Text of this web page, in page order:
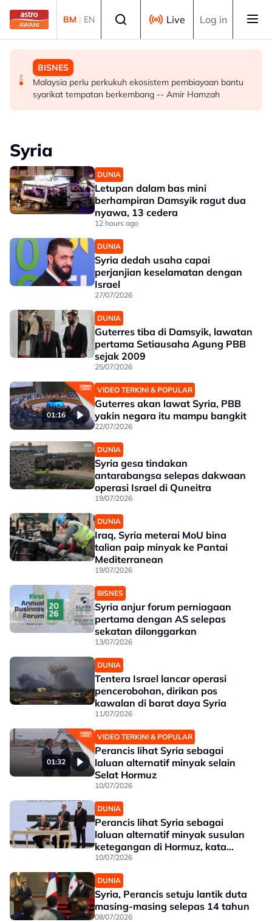
Skip to main content
BM | EN Live Log in
MALAYSIA
Malaysia, Singapura perkukuh kerjasama sektor tenaga
kerja
POLITIK
'Pas perlu fikir lebih mendalam jika letak Ahmad Zahid
calon 'poster boy' PRU16' - Aktivis
BISNES
Malaysia perlu perkukuh ekosistem pembiayaan bantu
syarikat tempatan berkembang -- Amir Hamzah
Syria
DUNIA
Letupan dalam bas mini
berhampiran Damsyik ragut dua
nyawa, 13 cedera
12 hours ago
DUNIA
Syria dedah usaha capai
perjanjian keselamatan dengan
Israel
27/07/2026
DUNIA
Guterres tiba di Damsyik, lawatan
pertama Setiausaha Agung PBB
sejak 2009
25/07/2026
01:16
VIDEO TERKINI & POPULAR
Guterres akan lawat Syria, PBB
yakin negara itu mampu bangkit
22/07/2026
DUNIA
Syria gesa tindakan
antarabangsa selepas dakwaan
operasi Israel di Quneitra
19/07/2026
DUNIA
Iraq, Syria meterai MoU bina
talian paip minyak ke Pantai
Mediterranean
19/07/2026
BISNES
Syria anjur forum perniagaan
pertama dengan AS selepas
sekatan dilonggarkan
13/07/2026
DUNIA
Tentera Israel lancar operasi
pencerobohan, dirikan pos
kawalan di barat daya Syria
11/07/2026
01:32
VIDEO TERKINI & POPULAR
Perancis lihat Syria sebagai
laluan alternatif minyak selain
Selat Hormuz
10/07/2026
DUNIA
Perancis lihat Syria sebagai
laluan alternatif minyak susulan
ketegangan di Hormuz, kata
Menteri Luar
10/07/2026
DUNIA
Syria, Perancis setuju lantik duta
masing-masing selepas 14 tahun
08/07/2026